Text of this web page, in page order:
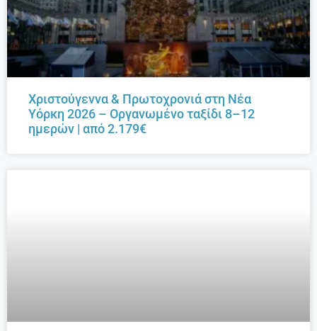
Χριστούγεννα & Πρωτοχρονιά στη Νέα
Υόρκη 2026 – Οργανωμένο ταξίδι 8–12
ημερών | από 2.179€